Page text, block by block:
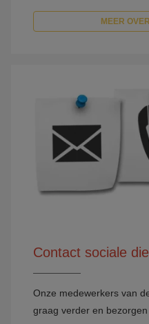
MEER
Contact sociale
Onze medewerkers van
graag verder en